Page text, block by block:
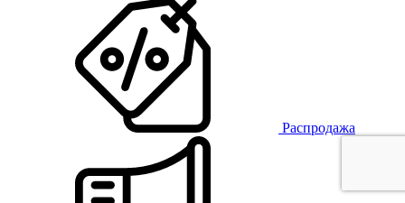
Распродажа